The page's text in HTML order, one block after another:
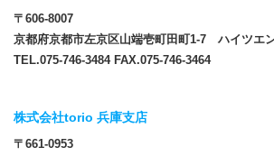
〒606-8007
京都府京都市左京区山端壱町田町1-7 ハイツエ
TEL.075-746-3484 FAX.075-746-3464
株式会社torio 兵庫支店
〒661-0953